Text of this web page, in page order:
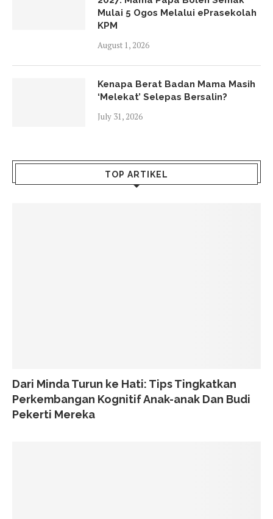
Mulai 5 Ogos Melalui ePrasekolah
KPM
August 1, 2026
Kenapa Berat Badan Mama Masih
‘Melekat’ Selepas Bersalin?
July 31, 2026
TOP ARTIKEL
Dari Minda Turun ke Hati: Tips Tingkatkan
Perkembangan Kognitif Anak-anak Dan Budi
Pekerti Mereka